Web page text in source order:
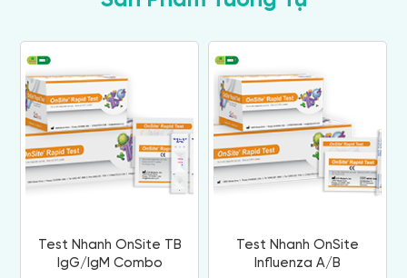
Test Nhanh OnSite TB
IgG/IgM Combo
Test Nhanh OnSite
Influenza A/B